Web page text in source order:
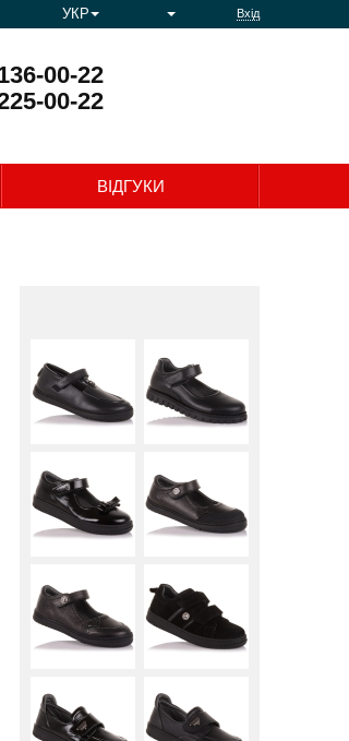
Вхід
УКР
00-22
00-22
ВІДГУКИ
Вверх